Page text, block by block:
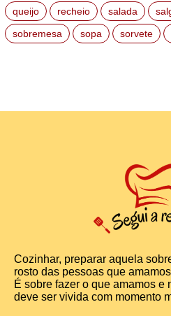
queijo
recheio salada
sobremesa
sopa sorvete
Cozinhar, preparar aquela
rosto das pessoas que
É sobre fazer o que amamos e
deve ser vivida com momento